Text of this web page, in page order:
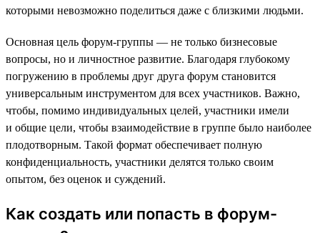
которыми невозможно поделиться даже с близкими людьми.
Основная цель форум-группы — не только бизнесовые
вопросы, но и личностное развитие. Благодаря глубокому
погружению в проблемы друг друга форум становится
универсальным инструментом для всех участников. Важно,
чтобы, помимо индивидуальных целей, участники имели
и общие цели, чтобы взаимодействие в группе было наиболее
плодотворным. Такой формат обеспечивает полную
конфиденциальность, участники делятся только своим
опытом, без оценок и суждений.
Как создать или попасть в форум-